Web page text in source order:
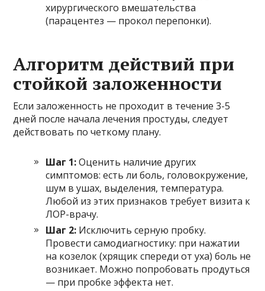
хирургического вмешательства
(парацентез — прокол перепонки).
Алгоритм действий при
стойкой заложенности
Если заложенность не проходит в течение 3-5
дней после начала лечения простуды, следует
действовать по четкому плану.
Шаг 1:Оценить наличие других
симптомов: есть ли боль, головокружение,
шум в ушах, выделения, температура.
Любой из этих признаков требует визита к
ЛОР-врачу.
Шаг 2: Исключить серную пробку.
Провести самодиагностику: при нажатии
на козелок (хрящик спереди от уха) боль не
возникает. Можно попробовать продуться
— при пробке эффекта нет.